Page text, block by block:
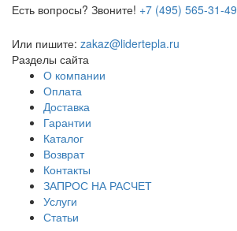
Есть вопросы? Звоните! +7 (495) 565-31-49
Или пишите: zakaz@lidertepla.ru
Разделы сайта
О компании
Оплата
Доставка
Гарантии
Каталог
Возврат
Контакты
ЗАПРОС НА РАСЧЕТ
Услуги
Статьи